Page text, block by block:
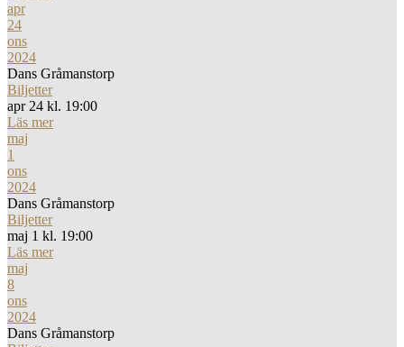
apr
24
ons
2024
Dans Gråmanstorp
Biljetter
apr 24 kl. 19:00
Läs mer
maj
1
ons
2024
Dans Gråmanstorp
Biljetter
maj 1 kl. 19:00
Läs mer
maj
8
ons
2024
Dans Gråmanstorp